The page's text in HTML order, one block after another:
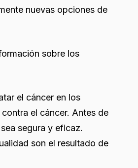
nuevas opciones de
sobre los
el cáncer en los
el cáncer. Antes de
segura y eficaz.
son el resultado de